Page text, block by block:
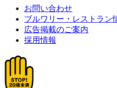
お問い合わせ
ブルワリー・レストラン
広告掲載のご案内
採用情報